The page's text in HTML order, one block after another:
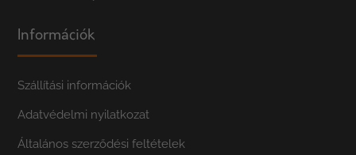
Információk
Szállítási információk
Adatvédelmi nyilatkozat
Általános szerződési feltételek